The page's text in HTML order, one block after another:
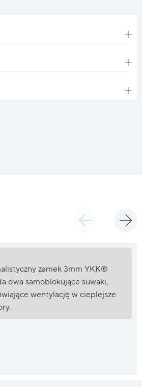
zamek 3mm YKK®
dwa samoblokujące suwaki,
wentylację w cieplejsze